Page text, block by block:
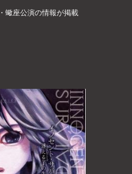
蠍座公演の情報が掲載